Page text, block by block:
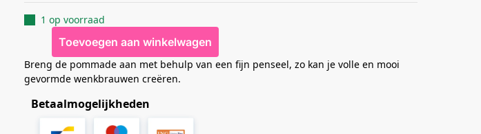
1 op voorraad
Toevoegen aan winkelwagen
Breng de pommade aan met behulp van een fijn penseel, zo kan je volle en mooi
gevormde wenkbrauwen creëren.
Betaalmogelijkheden